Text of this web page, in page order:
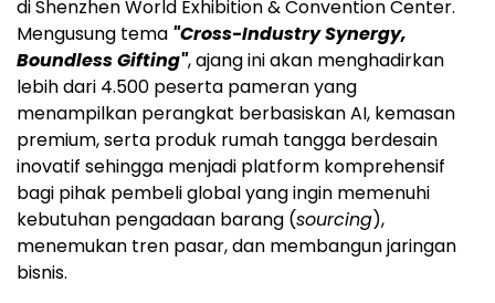
di Shenzhen World Exhibition & Convention Center.
Mengusung tema "Cross-Industry Synergy,
Boundless Gifting", ajang ini akan menghadirkan
lebih dari 4.500 peserta pameran yang
menampilkan perangkat berbasiskan AI, kemasan
premium, serta produk rumah tangga berdesain
inovatif sehingga menjadi platform komprehensif
bagi pihak pembeli global yang ingin memenuhi
kebutuhan pengadaan barang (sourcing),
menemukan tren pasar, dan membangun jaringan
bisnis.